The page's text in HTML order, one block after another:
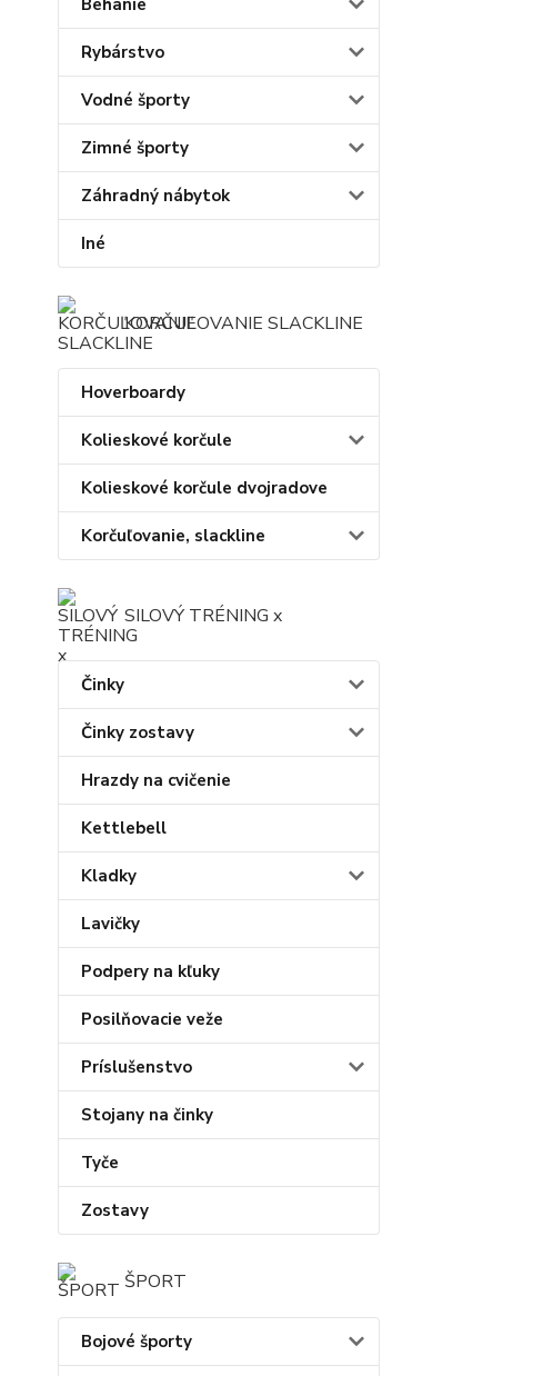
Rybárstvo
Vodné športy
Zimné športy
Záhradný nábytok
Iné
KORČUĽOVANIE SLACKLINE
Hoverboardy
Kolieskové korčule
Kolieskové korčule dvojradove
Korčuľovanie, slackline
SILOVÝ TRÉNING x
Činky
Činky zostavy
Hrazdy na cvičenie
Kettlebell
Kladky
Lavičky
Podpery na kľuky
Posilňovacie veže
Príslušenstvo
Stojany na činky
Tyče
Zostavy
ŠPORT
Bojové športy